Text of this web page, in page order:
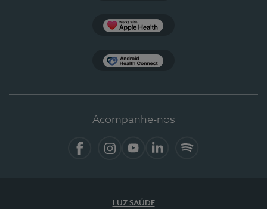
Acompanhe-nos
LUZ SAÚDE